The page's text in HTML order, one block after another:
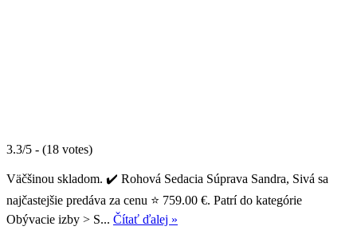
3.3/5 - (18 votes)
Väčšinou skladom. ✔️ Rohová Sedacia Súprava Sandra, Sivá sa
najčastejšie predáva za cenu ⭐ 759.00 €. Patrí do kategórie
Obývacie izby > S... Čítať ďalej »